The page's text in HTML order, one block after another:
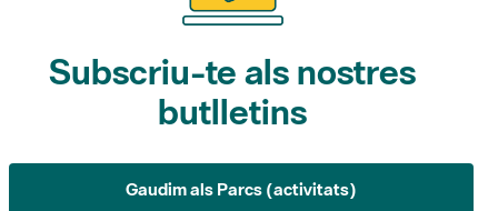
Subscriu-te als nostres
butlletins
Gaudim als Parcs (activitats)